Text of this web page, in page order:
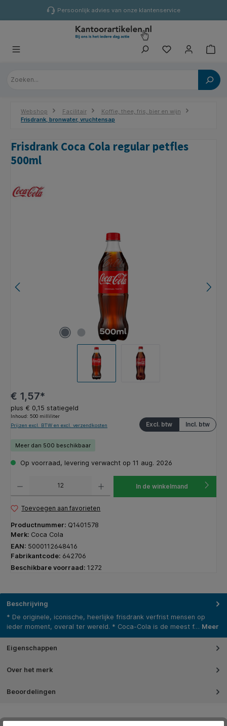
Persoonlijk advies van onze klantenservice
Webshop Facilitair
Koffie, thee, fris, bier en wijn
Frisdrank, bronwater, vruchtensap
Frisdrank Coca Cola regular petfles
500ml
€ 1,57*
plus € 0,15 statiegeld
Inhoud: 500 milliliter
Incl. btw
Excl. btw
Prijzen excl. BTW en excl. verzendkosten
Meer dan 500 beschikbaar
Op voorraad, levering verwacht op 11 aug. 2026
In de winkelmand
Toevoegen aan favorieten
Productnummer: Q1401578
Merk: Coca Cola
EAN: 5000112648416
Fabrikantcode: 642706
Beschikbare voorraad: 1272
Beschrijving
* De originele, iconische, heerlijke frisdrank verfrist mensen op
ieder moment, overal ter wereld. * Coca-Cola is de meest f… Meer
Eigenschappen
Over het merk
Beoordelingen